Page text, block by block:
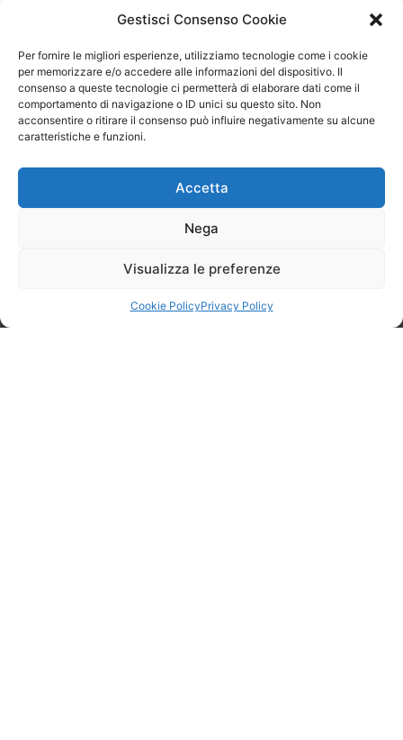
Gestisci Consenso Cookie
Per fornire le migliori esperienze, utilizziamo tecnologie come i cookie
per memorizzare e/o accedere alle informazioni del dispositivo. Il
consenso a queste tecnologie ci permetterà di elaborare dati come il
comportamento di navigazione o ID unici su questo sito. Non
acconsentire o ritirare il consenso può influire negativamente su alcune
caratteristiche e funzioni.
Accetta
Nega
Visualizza le preferenze
Cookie PolicyPrivacy Policy
Lavorare con un’agenzia immobiliare che offre questi
massimizzare l’impatto della tua casa sul mercato
immobiliare e ottenere i migliori risultati.
Per scoprire come l’Home Staging può trasformare la
tua proprietà, contatta
Stile Casa 3.0
presentare la tua casa nel miglior modo possibile,
rendendo il processo di vendita più rapido ed
essere venduto tramite il nostro Metodo 21:
soddisfatti o rimborsati!